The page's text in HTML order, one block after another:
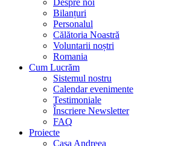
Bilanțuri
Personalul
Călătoria Noastră
Voluntarii noștri
Romania
Cum Lucrăm
Sistemul nostru
Calendar evenimente
Testimoniale
Înscriere Newsletter
FAQ
Proiecte
Casa Andreea